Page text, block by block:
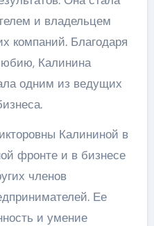
и владельцем
компаний. Благодаря
Калинина
одним из ведущих
Калининой в
фронте и в бизнесе
членов
Ее
и умение